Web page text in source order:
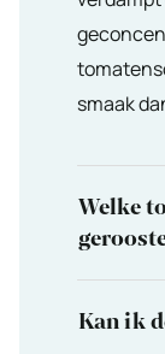
smaak
Welke
Kan ik